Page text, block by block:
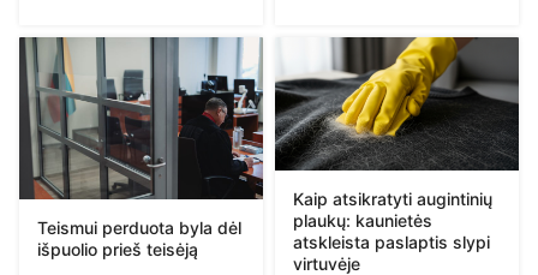
Teismui perduota byla dėl
išpuolio prieš teisėją
Kaip atsikratyti augintinių
plaukų: kaunietės
atskleista paslaptis slypi
virtuvėje